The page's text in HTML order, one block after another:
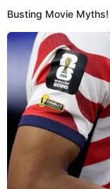
gestión, encontró al
Redacción EP